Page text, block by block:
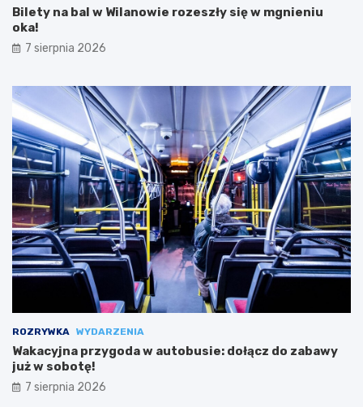
Bilety na bal w Wilanowie rozeszły się w mgnieniu
oka!
7 sierpnia 2026
ROZRYWKA WYDARZENIA
Wakacyjna przygoda w autobusie: dołącz do zabawy
już w sobotę!
7 sierpnia 2026